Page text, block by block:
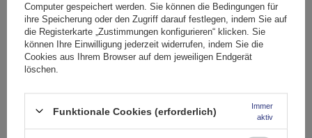
174,89 €inkl. MwSt
Große Menge verfügbar Wir versenden schon am11. August
Computer gespeichert werden. Sie können die Bedingungen für
ihre Speicherung oder den Zugriff darauf festlegen, indem Sie auf
die Registerkarte „Zustimmungen konfigurieren“ klicken. Sie
können Ihre Einwilligung jederzeit widerrufen, indem Sie die
Cookies aus Ihrem Browser auf dem jeweiligen Endgerät
löschen.
Funktionale Cookies (erforderlich)
Immer
aktiv